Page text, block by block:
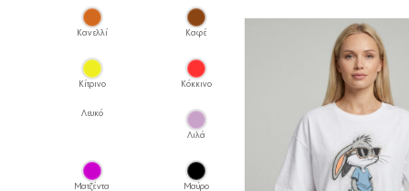
Κανελλί Καφέ
Κίτρινο Κόκκινο
Λευκό
Λιλά
Ματζέντα Μαύρο